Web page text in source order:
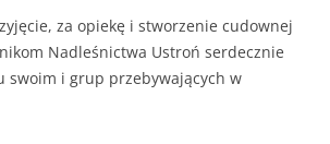
za opiekę i stworzenie cudownej
Nadleśnictwa Ustroń serdecznie
swoim i grup przebywających w